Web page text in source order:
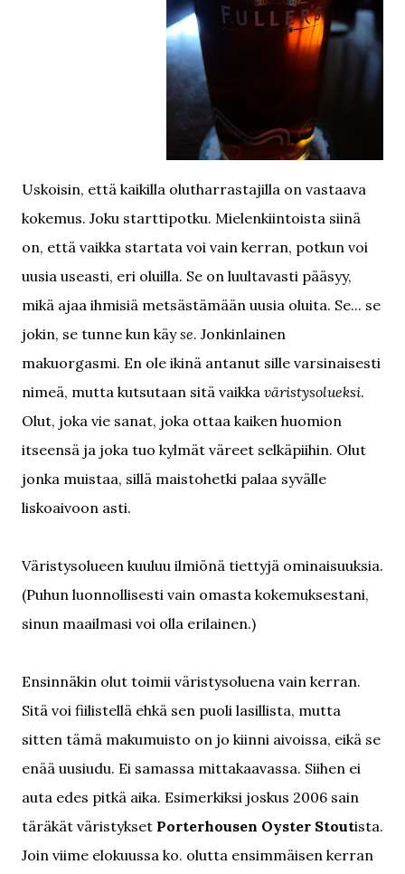
Uskoisin, että kaikilla olutharrastajilla on vastaava
kokemus. Joku starttipotku. Mielenkiintoista siinä
on, että vaikka startata voi vain kerran, potkun voi
uusia useasti, eri oluilla. Se on luultavasti pääsyy,
mikä ajaa ihmisiä metsästämään uusia oluita. Se... se
jokin, se tunne kun käyse. Jonkinlainen
makuorgasmi. En ole ikinä antanut sille varsinaisesti
nimeä, mutta kutsutaan sitä vaikka väristysolueksi.
Olut, joka vie sanat, joka ottaa kaiken huomion
itseensä ja joka tuo kylmät väreet selkäpiihin. Olut
jonka muistaa, sillä maistohetki palaa syvälle
liskoaivoon asti.
Väristysolueen kuuluu ilmiönä tiettyjä ominaisuuksia.
(Puhun luonnollisesti vain omasta kokemuksestani,
sinun maailmasi voi olla erilainen.)
Ensinnäkin olut toimii väristysoluena vain kerran.
Sitä voi fiilistellä ehkä sen puoli lasillista, mutta
sitten tämä makumuisto on jo kiinni aivoissa, eikä se
enää uusiudu. Ei samassa mittakaavassa. Siihen ei
auta edes pitkä aika. Esimerkiksi joskus 2006 sain
täräkät väristykset Porterhousen Oyster Stoutista.
Join viime elokuussa ko. olutta ensimmäisen kerran